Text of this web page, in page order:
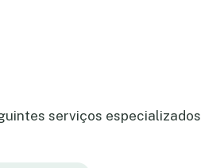
serviços especializados